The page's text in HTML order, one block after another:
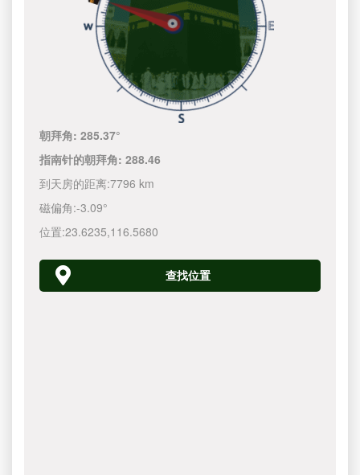
朝拜角:285.37°
指南针的朝拜角:288.46
到天房的距离:7796 km
磁偏角:-3.09°
位置:23.6235,116.5680
查找位置